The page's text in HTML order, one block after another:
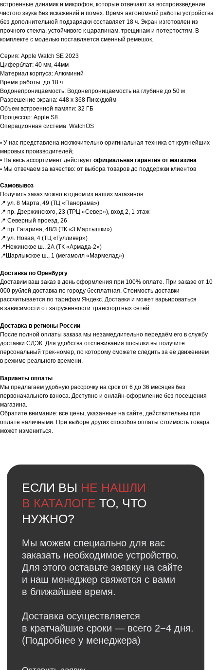
встроенные динамик и микрофон, которые отвечают за воспроизведение
чистого звука без искажений и помех. Время автономной работы устройства
без дополнительной подзарядки составляет 18 ч. Экран изготовлен из
прочного стекла, устойчивого к царапинам, трещинам и потертостям. В
комплекте с моделью поставляется сменный ремешок.
Серия: Apple Watch SE 2023
Циферблат: 40 мм, 44мм
Материал корпуса: Алюминий
Время работы: до 18 ч
Водонепроницаемость: Водонепроницаемость на глубине до 50 м
Разрешение экрана: 448 x 368 Пикс/дюйм
Объем встроенной памяти: 32 ГБ
Процессор: Apple S8
Операционная система: WatchOS
• У нас представлена исключительно оригинальная техника от крупнейших
мировых производителей;
• На весь ассортимент действует официальная гарантия от магазина
• Мы отвечаем за качество: от выбора товаров до поддержки клиентов
Самовывоз
Получить заказ можно в одном из наших магазинов:
📍 ул. 8 Марта, 49 (ТЦ «Панорама»)
📍 пр. Дзержинского, 23 (ТРЦ «Север»), вход 2, 1 этаж
📍 Северный проезд, 26
📍 пр. Гагарина, 48/3 (ТК «3 Мартышки»)
📍 ул. Новая, 4 (ТЦ «Гулливер»)
📍Нежинское ш., 2А (ТК «Армада-2»)
📍Шарлыкское ш., 1 (мегамолл «Мармелад»)
Доставка по Оренбургу
Доставим ваш заказ в день оформления при 100% оплате. При заказе от 10
000 рублей доставка по городу бесплатная. Стоимость доставки
рассчитывается по тарифам Яндекс. Доставки и может варьироваться
в зависимости от загруженности транспортных сетей.
Доставка в регионы России
После полной оплаты заказа мы незамедлительно передаём его в службу
доставки СДЭК. Для удобства отслеживания посылки вы получите
персональный трек-номер, по которому сможете следить за её движением
в режиме реального времени.
Варианты оплаты
Мы предлагаем удобную рассрочку на срок от 6 до 36 месяцев без
первоначального взноса. Доступно и онлайн-оформление без посещения
магазина.
Обратите внимание: все цены, указанные на сайте, действительны при
оплате наличными. При выборе других способов оплаты стоимость товара
может измениться.
Мы можем специально для вас
заказать необходимое устройство.
Для этого оставьте заявку на сайте
и наш менеджер свяжется с вами
в ближайшее время.
Доставка осуществляется
(Подробнее у менеджера)
ЕСЛИ ВЫНЕ НАШЛИ
НУЖНО?
Ответы на
Faq
Обратная связь